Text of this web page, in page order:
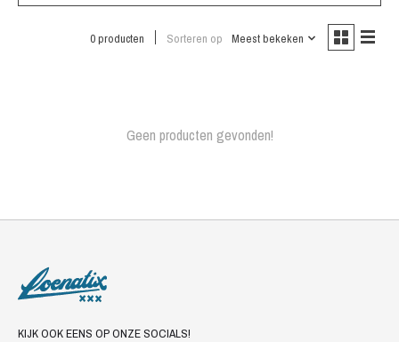
0 producten Sorteren op Meest bekeken
Geen producten gevonden!
KIJK OOK EENS OP ONZE SOCIALS!